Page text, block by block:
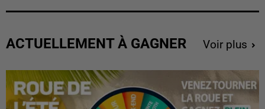
ACTUELLEMENT À GAGNER Voir plus